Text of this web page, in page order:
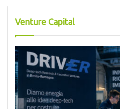
Venture Capital